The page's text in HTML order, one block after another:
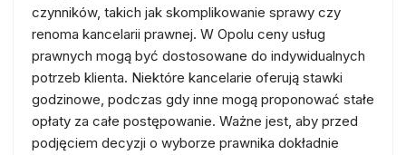
czynników, takich jak skomplikowanie sprawy czy
renoma kancelarii prawnej. W Opolu ceny usług
prawnych mogą być dostosowane do indywidualnych
potrzeb klienta. Niektóre kancelarie oferują stawki
godzinowe, podczas gdy inne mogą proponować stałe
opłaty za całe postępowanie. Ważne jest, aby przed
podjęciem decyzji o wyborze prawnika dokładnie